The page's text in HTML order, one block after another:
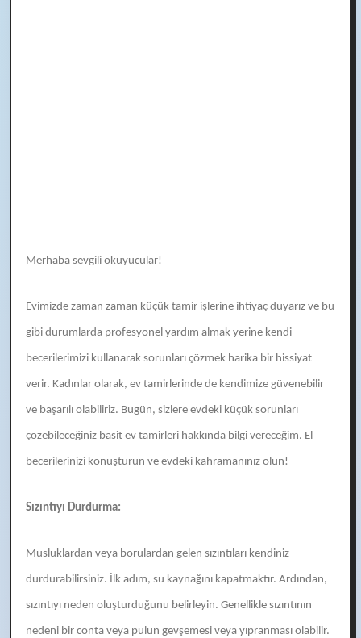
Merhaba sevgili okuyucular!
Evimizde zaman zaman küçük tamir işlerine ihtiyaç duyarız ve bu
gibi durumlarda profesyonel yardım almak yerine kendi
becerilerimizi kullanarak sorunları çözmek harika bir hissiyat
verir. Kadınlar olarak, ev tamirlerinde de kendimize güvenebilir
ve başarılı olabiliriz. Bugün, sizlere evdeki küçük sorunları
çözebileceğiniz basit ev tamirleri hakkında bilgi vereceğim. El
becerilerinizi konuşturun ve evdeki kahramanınız olun!
Sızıntıyı Durdurma:
Musluklardan veya borulardan gelen sızıntıları kendiniz
durdurabilirsiniz. İlk adım, su kaynağını kapatmaktır. Ardından,
sızıntıyı neden oluşturduğunu belirleyin. Genellikle sızıntının
nedeni bir conta veya pulun gevşemesi veya yıpranması olabilir.